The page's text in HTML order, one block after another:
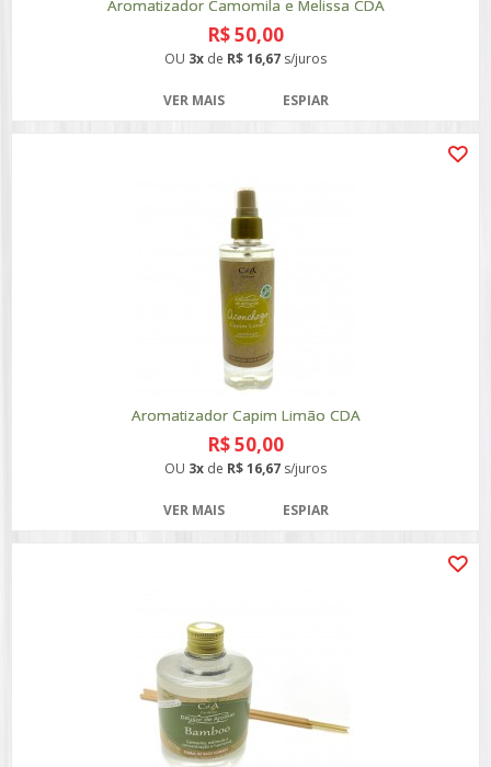
Aromatizador Camomila e Melissa CDA
R$ 50,00
OU 3x de R$ 16,67 s/juros
VER MAIS ESPIAR
Aromatizador Capim Limão CDA
R$ 50,00
OU 3x de R$ 16,67 s/juros
VER MAIS ESPIAR